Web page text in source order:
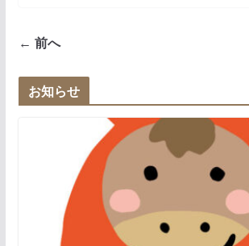
← 前へ
お知らせ